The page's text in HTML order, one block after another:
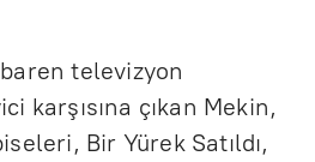
televizyon
karşısına çıkan Mekin,
Bir Yürek Satıldı,